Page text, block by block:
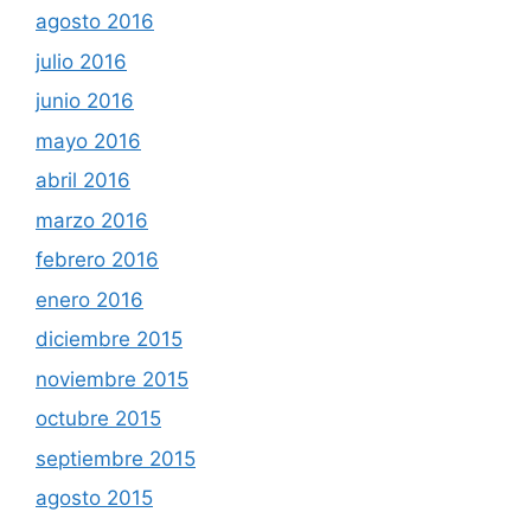
agosto 2016
julio 2016
junio 2016
mayo 2016
abril 2016
marzo 2016
febrero 2016
enero 2016
diciembre 2015
noviembre 2015
octubre 2015
septiembre 2015
agosto 2015